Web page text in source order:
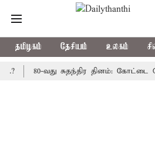
தமிழகம் தேசியம் உலகம்
80-வது சுதந்திர தினம்: கோட்டை